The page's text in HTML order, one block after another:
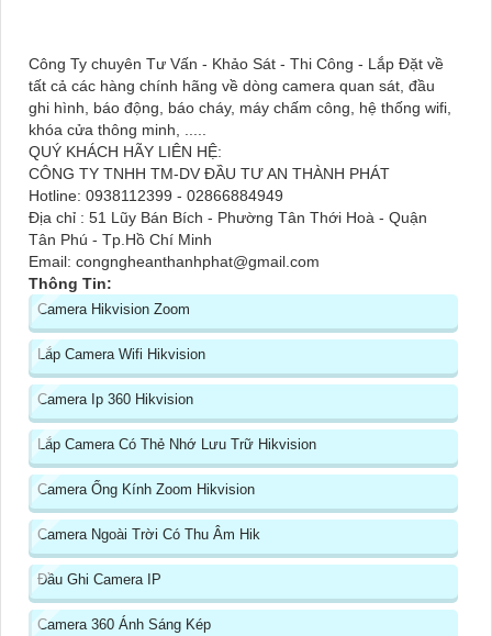
Công Ty chuyên Tư Vấn - Khảo Sát - Thi Công - Lắp Đặt về
tất cả các hàng chính hãng về dòng camera quan sát, đầu
ghi hình, báo động, báo cháy, máy chấm công, hệ thống wifi,
khóa cửa thông minh, .....
QUÝ KHÁCH HÃY LIÊN HỆ:
CÔNG TY TNHH TM-DV ĐẦU TƯ AN THÀNH PHÁT
Hotline: 0938112399 - 02866884949
Địa chỉ : 51 Lũy Bán Bích - Phường Tân Thới Hoà - Quận
Tân Phú - Tp.Hồ Chí Minh
Email: congngheanthanhphat@gmail.com
Thông Tin:
Camera Hikvision Zoom
Lắp Camera Wifi Hikvision
Camera Ip 360 Hikvision
Lắp Camera Có Thẻ Nhớ Lưu Trữ Hikvision
Camera Ống Kính Zoom Hikvision
Camera Ngoài Trời Có Thu Âm Hik
Đầu Ghi Camera IP
Camera 360 Ánh Sáng Kép